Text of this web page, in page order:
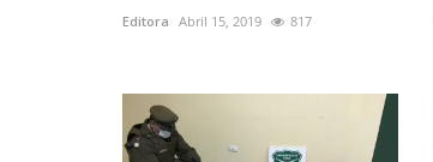
Editora Abril 15, 2019 817